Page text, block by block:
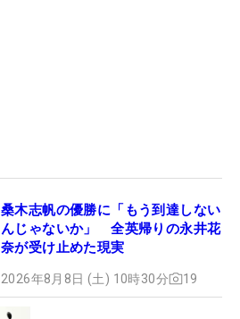
桑木志帆の優勝に「もう到達しない
んじゃないか」 全英帰りの永井花
奈が受け止めた現実
2026年8月8日 (土) 10時30分 19